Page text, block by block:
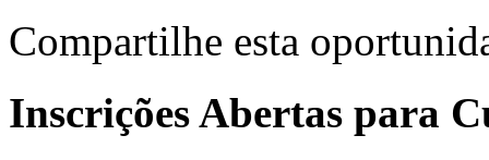
Compartilhe esta
Inscrições Abertas para